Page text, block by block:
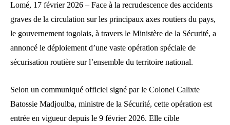
Lomé, 17 février 2026 – Face à la recrudescence des accidents
graves de la circulation sur les principaux axes routiers du pays,
le gouvernement togolais, à travers le Ministère de la Sécurité, a
annoncé le déploiement d’une vaste opération spéciale de
sécurisation routière sur l’ensemble du territoire national.
Selon un communiqué officiel signé par le Colonel Calixte
Batossie Madjoulba, ministre de la Sécurité, cette opération est
entrée en vigueur depuis le 9 février 2026. Elle cible